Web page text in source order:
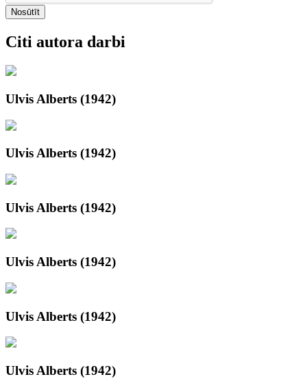
Nosūtīt
Citi autora darbi
Ulvis Alberts (1942)
Ulvis Alberts (1942)
Ulvis Alberts (1942)
Ulvis Alberts (1942)
Ulvis Alberts (1942)
Ulvis Alberts (1942)